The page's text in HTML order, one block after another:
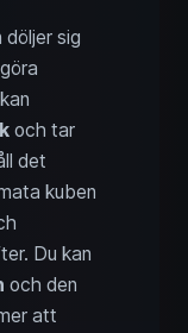
döljer sig
och tar
det
kuben
Du kan
och den
att